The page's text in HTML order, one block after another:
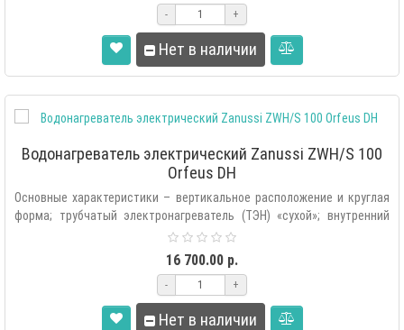
- +
Нет в наличии
Водонагреватель электрический Zanussi ZWH/S 100
Orfeus DH
Основные характеристики – вертикальное расположение и круглая
форма; трубчатый электронагреватель (ТЭН) «сухой»; внутренний
16 700.00 р.
- +
Нет в наличии